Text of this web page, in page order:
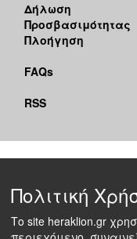
Δήλωση
Προσβασιμότητας
Πλοήγηση
FAQs
RSS
Πολιτική
Το site heraklion.gr